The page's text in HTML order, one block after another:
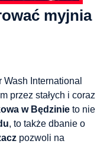
myjnia
Wash International
przez stałych i coraz
w Będzinieto nie
, to także dbanie o
pozwoli na